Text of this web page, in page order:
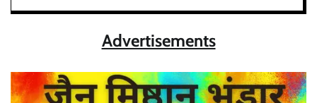
Advertisements